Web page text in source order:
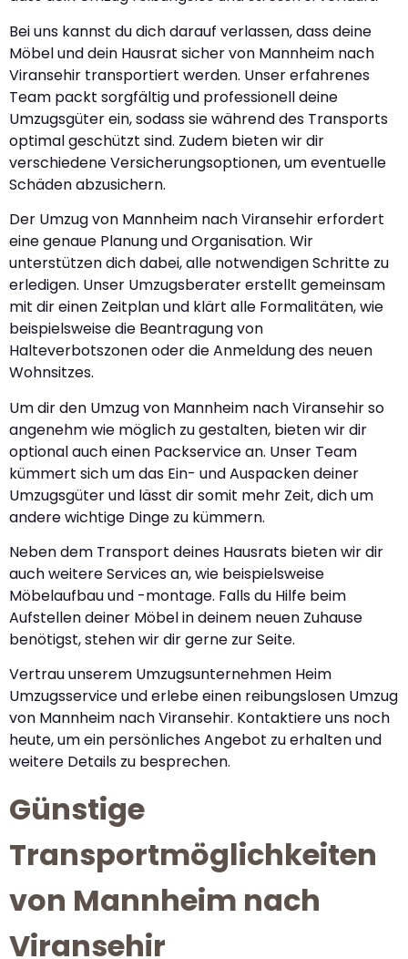
Bei uns kannst du dich darauf verlassen, dass deine
Möbel und dein Hausrat sicher von Mannheim nach
Viransehir transportiert werden. Unser erfahrenes
Team packt sorgfältig und professionell deine
Umzugsgüter ein, sodass sie während des Transports
optimal geschützt sind. Zudem bieten wir dir
verschiedene Versicherungsoptionen, um eventuelle
Schäden abzusichern.
Der Umzug von Mannheim nach Viransehir erfordert
eine genaue Planung und Organisation. Wir
unterstützen dich dabei, alle notwendigen Schritte zu
erledigen. Unser Umzugsberater erstellt gemeinsam
mit dir einen Zeitplan und klärt alle Formalitäten, wie
beispielsweise die Beantragung von
Halteverbotszonen oder die Anmeldung des neuen
Wohnsitzes.
Um dir den Umzug von Mannheim nach Viransehir so
angenehm wie möglich zu gestalten, bieten wir dir
optional auch einen Packservice an. Unser Team
kümmert sich um das Ein- und Auspacken deiner
Umzugsgüter und lässt dir somit mehr Zeit, dich um
andere wichtige Dinge zu kümmern.
Neben dem Transport deines Hausrats bieten wir dir
auch weitere Services an, wie beispielsweise
Möbelaufbau und -montage. Falls du Hilfe beim
Aufstellen deiner Möbel in deinem neuen Zuhause
benötigst, stehen wir dir gerne zur Seite.
Vertrau unserem Umzugsunternehmen Heim
Umzugsservice und erlebe einen reibungslosen Umzug
von Mannheim nach Viransehir. Kontaktiere uns noch
heute, um ein persönliches Angebot zu erhalten und
weitere Details zu besprechen.
Günstige
Transportmöglichkeiten
von Mannheim nach
Viransehir